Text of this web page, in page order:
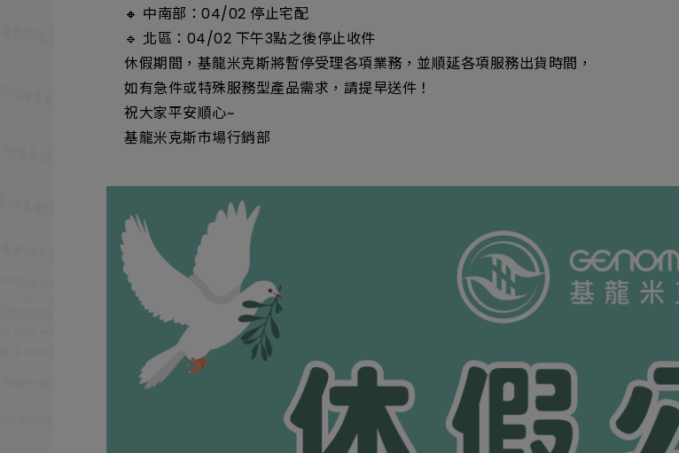
🔸 中南部：04/02 停止宅配
🔹 北區：04/02 下午3點之後停止收件
休假期間，基龍米克斯將暫停受理各項業務，並順延各項服務出貨時間，
如有急件或特殊服務型產品需求，請提早送件！
祝大家平安順心~
基龍米克斯市場行銷部